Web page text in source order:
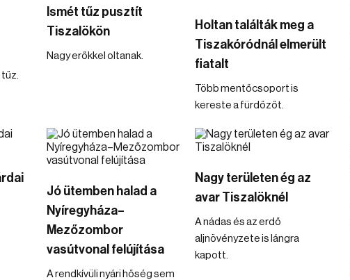
Ismét tűz pusztít
Tiszalökön
Nagy erőkkel oltanak.
Holtan találták meg a
Tiszakóródnál elmerült
fiatalt
Több mentőcsoport is
kereste a fürdőzőt.
Jó ütemben halad a
Nyíregyháza–
Mezőzombor
vasútvonal felújítása
A rendkívüli nyári hőség sem
Nagy területen ég az
avar Tiszalöknél
A nádas és az erdő
aljnövényzete is lángra
kapott.